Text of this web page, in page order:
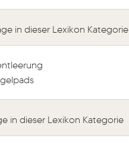
in dieser Lexikon Kategorie
in dieser Lexikon Kategorie